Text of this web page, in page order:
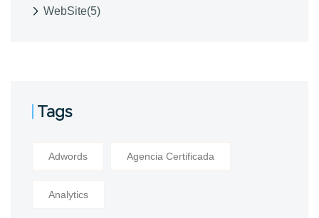
WebSite(5)
Tags
Adwords Agencia Certificada
Analytics